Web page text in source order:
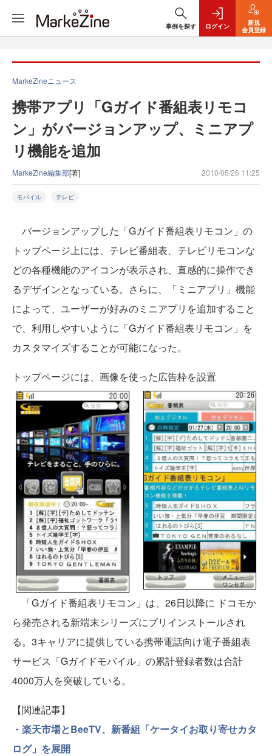
事例を探す ログイン
新規
会員登録
MarkeZineニュース
携帯アプリ「Gガイド番組表リモコ
ン」がバージョンアップ、ミニアプ
リ機能を追加
MarkeZine編集部[著] 2010/05/26 11:25
モバイル テレビ
バージョンアップした「Gガイド番組表リモコン」の
トップページ上には、テレビ番組表、テレビリモコンな
どの各種機能のアイコンが表示され、直感的に操作でき
るデザインとなっている。さらに、「ミニアプリ」機能
によって、ユーザーが好みのミニアプリを追加すること
で、利用しやすいように「Gガイド番組表リモコン」を
カスタマイズすることが可能になった。
トップページには、画像を使った広告枠を設置
「Gガイド番組表リモコン」は、26日以降に ドコモか
ら発売される新端末シリーズにプリインストールされ
る。3キャリアに提供している携帯電話向け電子番組表
サービス「Gガイドモバイル」の累計登録者数は合計
4000万人を突破している。
【関連記事】
・ 楽天市場とBeeTV、新番組「ケータイお取り寄せカタ
ログ」を展開